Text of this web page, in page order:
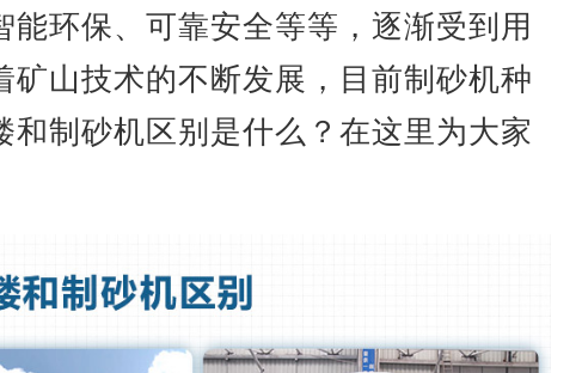
能环保、可靠安全等等，逐渐受到用
矿山技术的不断发展，目前制砂机种
和制砂机区别是什么？在这里为大家